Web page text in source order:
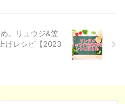
。リュウジ&笠
げレシピ【2023